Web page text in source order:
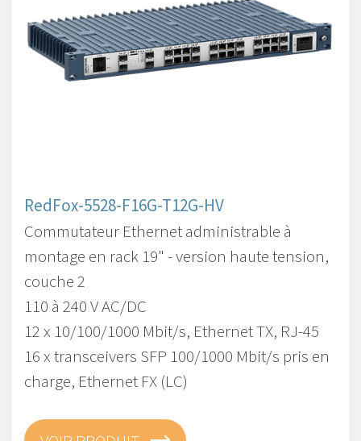
RedFox-5528-F16G-T12G-HV
Commutateur Ethernet administrable à
montage en rack 19" - version haute tension,
couche 2
110 à 240 V AC/DC
12 x 10/100/1000 Mbit/s, Ethernet TX, RJ-45
16 x transceivers SFP 100/1000 Mbit/s pris en
charge, Ethernet FX (LC)